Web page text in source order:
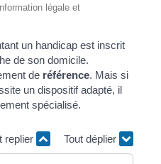
légale et
un handicap est inscrit
de son domicile.
de référence. Mais si
un dispositif adapté, il
spécialisé.
replier Tout déplier